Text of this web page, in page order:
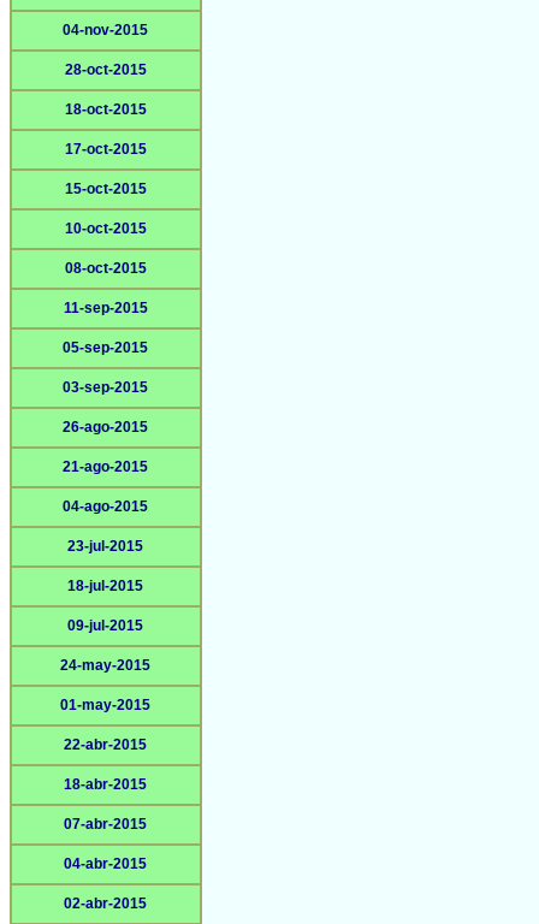
04-nov-2015
28-oct-2015
18-oct-2015
17-oct-2015
15-oct-2015
10-oct-2015
08-oct-2015
11-sep-2015
05-sep-2015
03-sep-2015
26-ago-2015
21-ago-2015
04-ago-2015
23-jul-2015
18-jul-2015
09-jul-2015
24-may-2015
01-may-2015
22-abr-2015
18-abr-2015
07-abr-2015
04-abr-2015
02-abr-2015